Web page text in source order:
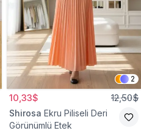
2
10,33$ 12,50$
Shirosa Ekru Piliseli Deri
Görünümlü Etek